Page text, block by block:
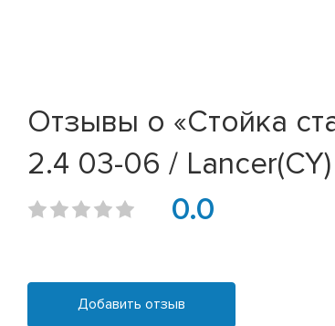
Отзывы о «Стойка
2.4 03-06 /
0.0
Добавить отзыв